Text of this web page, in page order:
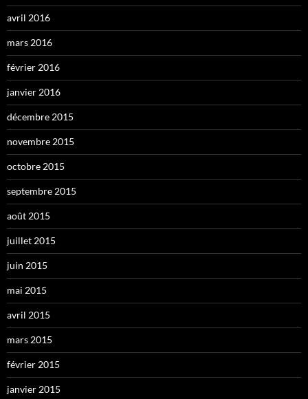
avril 2016
mars 2016
février 2016
janvier 2016
décembre 2015
novembre 2015
octobre 2015
septembre 2015
août 2015
juillet 2015
juin 2015
mai 2015
avril 2015
mars 2015
février 2015
janvier 2015